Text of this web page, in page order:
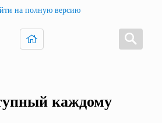
на полную версию
каждому